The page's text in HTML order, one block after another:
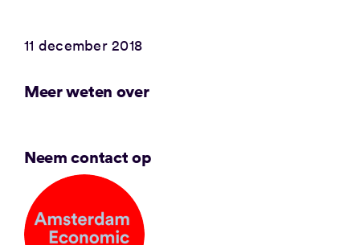
11 december 2018
Meer weten over
Neem contact op